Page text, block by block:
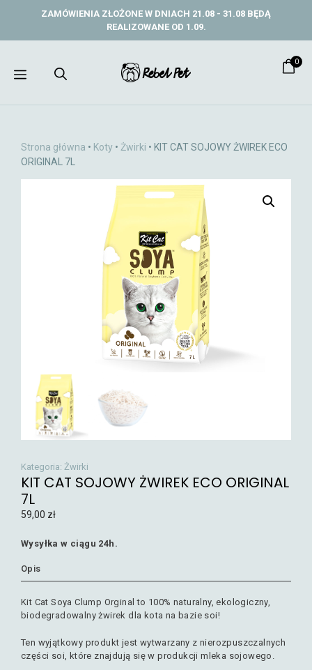
ZAMÓWIENIA ZŁOŻONE W DNIACH 21.08 - 31.08 BĘDĄ
REALIZOWANE OD 1.09.
Menu
0
Strona główna • Koty • Żwirki • KIT CAT SOJOWY ŻWIREK ECO
ORIGINAL 7L
KIT CAT SOJOWY ŻWIREK ECO ORIGINAL
7L
59,00 zł
Wysyłka w ciągu 24h.
Opis
Kit Cat Soya Clump Orginal to 100% naturalny, ekologiczny,
biodegradowalny żwirek dla kota na bazie soi!
Ten wyjątkowy produkt jest wytwarzany z nierozpuszczalnych
części soi, które znajdują się w produkcji mleka sojowego.
Kategoria: Żwirki